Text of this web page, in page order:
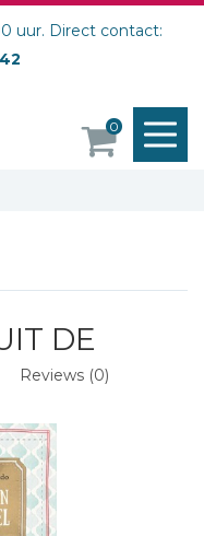
uur. Direct contact:
0
DE
Reviews (0)